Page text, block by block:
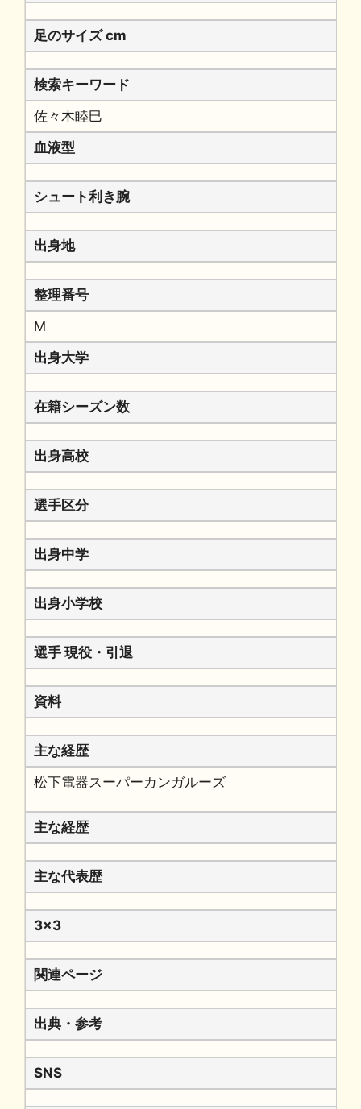
足のサイズ cm
検索キーワード
佐々木睦巳
血液型
シュート利き腕
出身地
整理番号
M
出身大学
在籍シーズン数
出身高校
選手区分
出身中学
出身小学校
選手 現役・引退
資料
主な経歴
松下電器スーパーカンガルーズ
主な経歴
主な代表歴
3x3
関連ページ
出典・参考
SNS